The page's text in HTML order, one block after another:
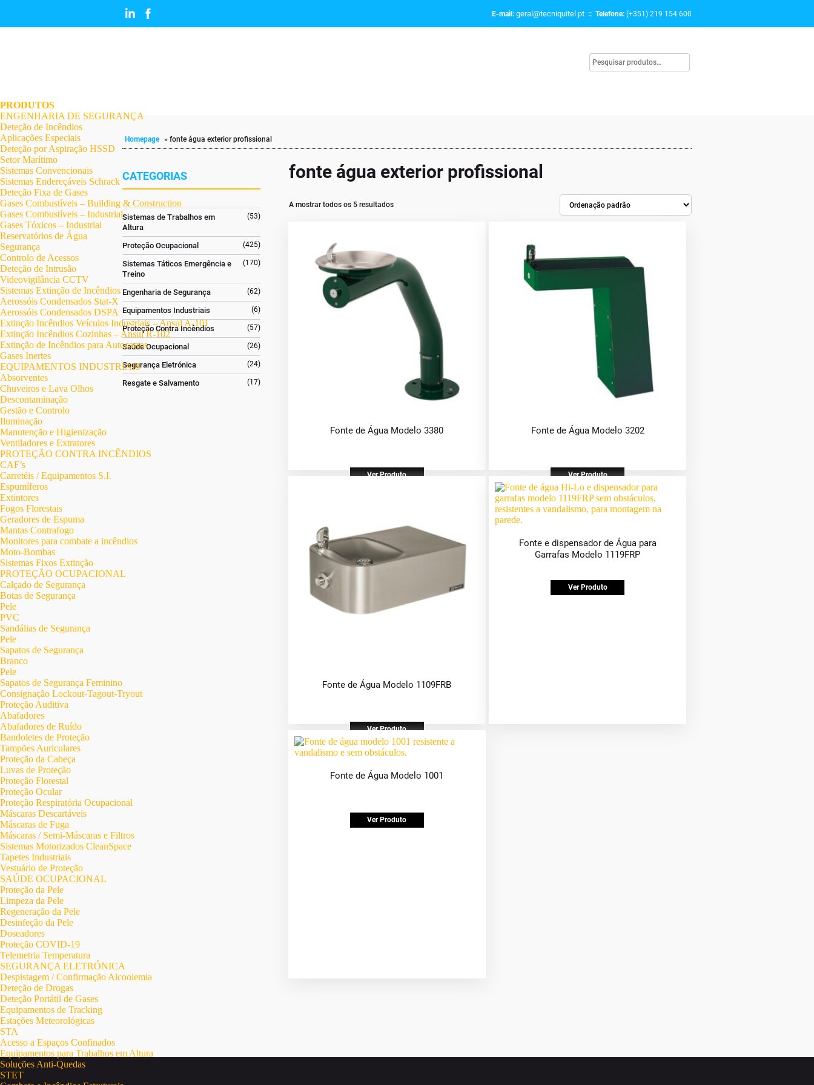
E-mail: geral@tecniquitel.pt :: Telefone: (+351) 219 154 600
PRODUTOS
ENGENHARIA DE SEGURANÇA
Deteção de Incêndios
Aplicações Especiais
Deteção por Aspiração HSSD
Setor Marítimo
Sistemas Convencionais
Sistemas Endereçáveis Schrack
Deteção Fixa de Gases
Gases Combustíveis – Building & Construction
Gases Combustíveis – Industrial
Gases Tóxicos – Industrial
Reservatórios de Água
Segurança
Controlo de Acessos
Deteção de Intrusão
Videovigilância CCTV
Sistemas Extinção de Incêndios
Aerossóis Condensados Stat-X
Aerossóis Condensados DSPA
Extinção Incêndios Veículos Industriais – Ansul A-101
Extinção Incêndios Cozinhas – Ansul R-102
Extinção de Incêndios para Autocarros
Gases Inertes
EQUIPAMENTOS INDUSTRIAIS
Absorventes
Chuveiros e Lava Olhos
Descontaminação
Gestão e Controlo
Iluminação
Manutenção e Higienização
Ventiladores e Extratores
PROTEÇÃO CONTRA INCÊNDIOS
CAF’s
Carretéis / Equipamentos S.I.
Espumíferos
Extintores
Fogos Florestais
Geradores de Espuma
Mantas Contrafogo
Monitores para combate a incêndios
Moto-Bombas
Sistemas Fixos Extinção
PROTEÇÃO OCUPACIONAL
Calçado de Segurança
Botas de Segurança
Pele
PVC
Sandálias de Segurança
Pele
Sapatos de Segurança
Branco
Pele
Sapatos de Segurança Feminino
Consignação Lockout-Tagout-Tryout
Proteção Auditiva
Abafadores
Abafadores de Ruído
Bandoletes de Proteção
Tampões Auriculares
Proteção da Cabeça
Luvas de Proteção
Proteção Florestal
Proteção Ocular
Proteção Respiratória Ocupacional
Máscaras Descartáveis
Máscaras de Fuga
Máscaras / Semi-Máscaras e Filtros
Sistemas Motorizados CleanSpace
Tapetes Industriais
Vestuário de Proteção
SAÚDE OCUPACIONAL
Proteção da Pele
Limpeza da Pele
Regeneração da Pele
Desinfeção da Pele
Doseadores
Proteção COVID-19
Telemetria Temperatura
SEGURANÇA ELETRÓNICA
Despistagem / Confirmação Alcoolemia
Deteção de Drogas
Deteção Portátil de Gases
Equipamentos de Tracking
Estações Meteorológicas
STA
Acesso a Espaços Confinados
Equipamentos para Trabalhos em Altura
Soluções Anti-Quedas
STET
Homepage » fonte água exterior profissional
CATEGORIAS
Sistemas de Trabalhos em
Altura
(53)
Proteção Ocupacional (425)
Sistemas Táticos Emergência e
Treino
(170)
Engenharia de Segurança (62)
Equipamentos Industriais (6)
Proteção Contra Incêndios (57)
Saúde Ocupacional (26)
Segurança Eletrónica (24)
Resgate e Salvamento (17)
fonte água exterior profissional
A mostrar todos os 5 resultados
Fonte de Água Modelo 3380
Ver Produto
Fonte de Água Modelo 3202
Ver Produto
Fonte de Água Modelo 1109FRB
Ver Produto
Fonte e dispensador de Água para
Garrafas Modelo 1119FRP
Ver Produto
Fonte de Água Modelo 1001
Ver Produto